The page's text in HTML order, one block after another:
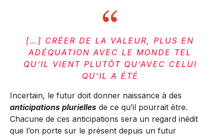
[…] CRÉER DE LA VALEUR, PLUS EN
ADÉQUATION AVEC LE MONDE TEL
QU’IL VIENT PLUTÔT QU’AVEC CELUI
QU’IL A ÉTÉ
Incertain, le futur doit donner naissance à des
anticipations plurielles de ce qu’il pourrait être.
Chacune de ces anticipations sera un regard inédit
que l’on porte sur le présent depuis un futur